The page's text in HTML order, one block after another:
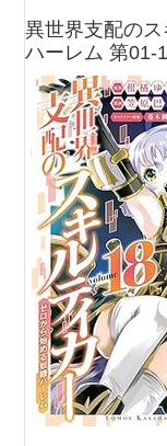
異世界支配の
ハーレム 第01-